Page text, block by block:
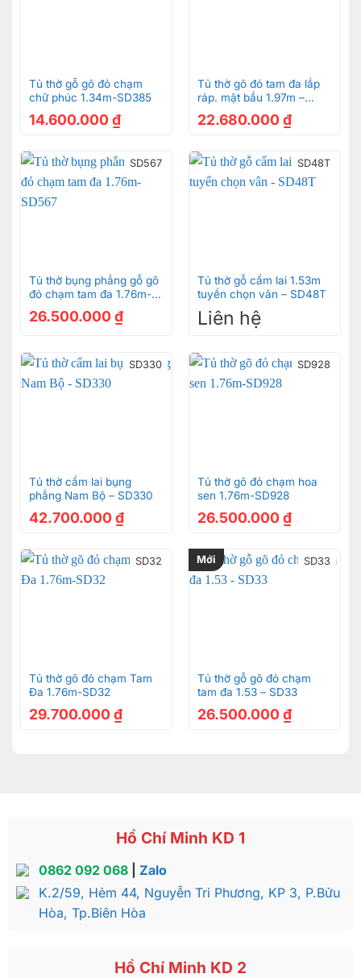
Tủ thờ gỗ gõ đỏ chạm
chữ phúc 1.34m-SD385
14.600.000 ₫
Tủ thờ gõ đỏ tam đa lắp
ráp. mặt bầu 1.97m –
22.680.000 ₫
SD567
Tủ thờ bụng phẳng gỗ gõ
đỏ chạm tam đa 1.76m-
SD567
26.500.000 ₫
SD48T
Tủ thờ gỗ cẩm lai 1.53m
tuyển chọn vân – SD48T
Liên hệ
SD330
Tủ thờ cẩm lai bụng
phẳng Nam Bộ – SD330
42.700.000 ₫
SD928
Tủ thờ gõ đỏ chạm hoa
sen 1.76m-SD928
26.500.000 ₫
SD32
Tủ thờ gõ đỏ chạm Tam
Đa 1.76m-SD32
29.700.000 ₫
Mới SD33
Tủ thờ gỗ gõ đỏ chạm
tam đa 1.53 – SD33
26.500.000 ₫
Hồ Chí Minh KD 1
0862 092 068| Zalo
K.2/59, Hẻm 44, Nguyễn Tri Phương, KP 3, P.Bửu
Hòa, Tp.Biên Hòa
Hồ Chí Minh KD 2